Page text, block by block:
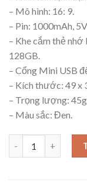
– Mô hình: 16: 9.
– Pin: 1000mAh,
– Khe cắm thẻ
128GB.
– Cổng Mini USB
– Kích thước: 49 x
– Trọng lượng:
– Màu sắc: Đen.